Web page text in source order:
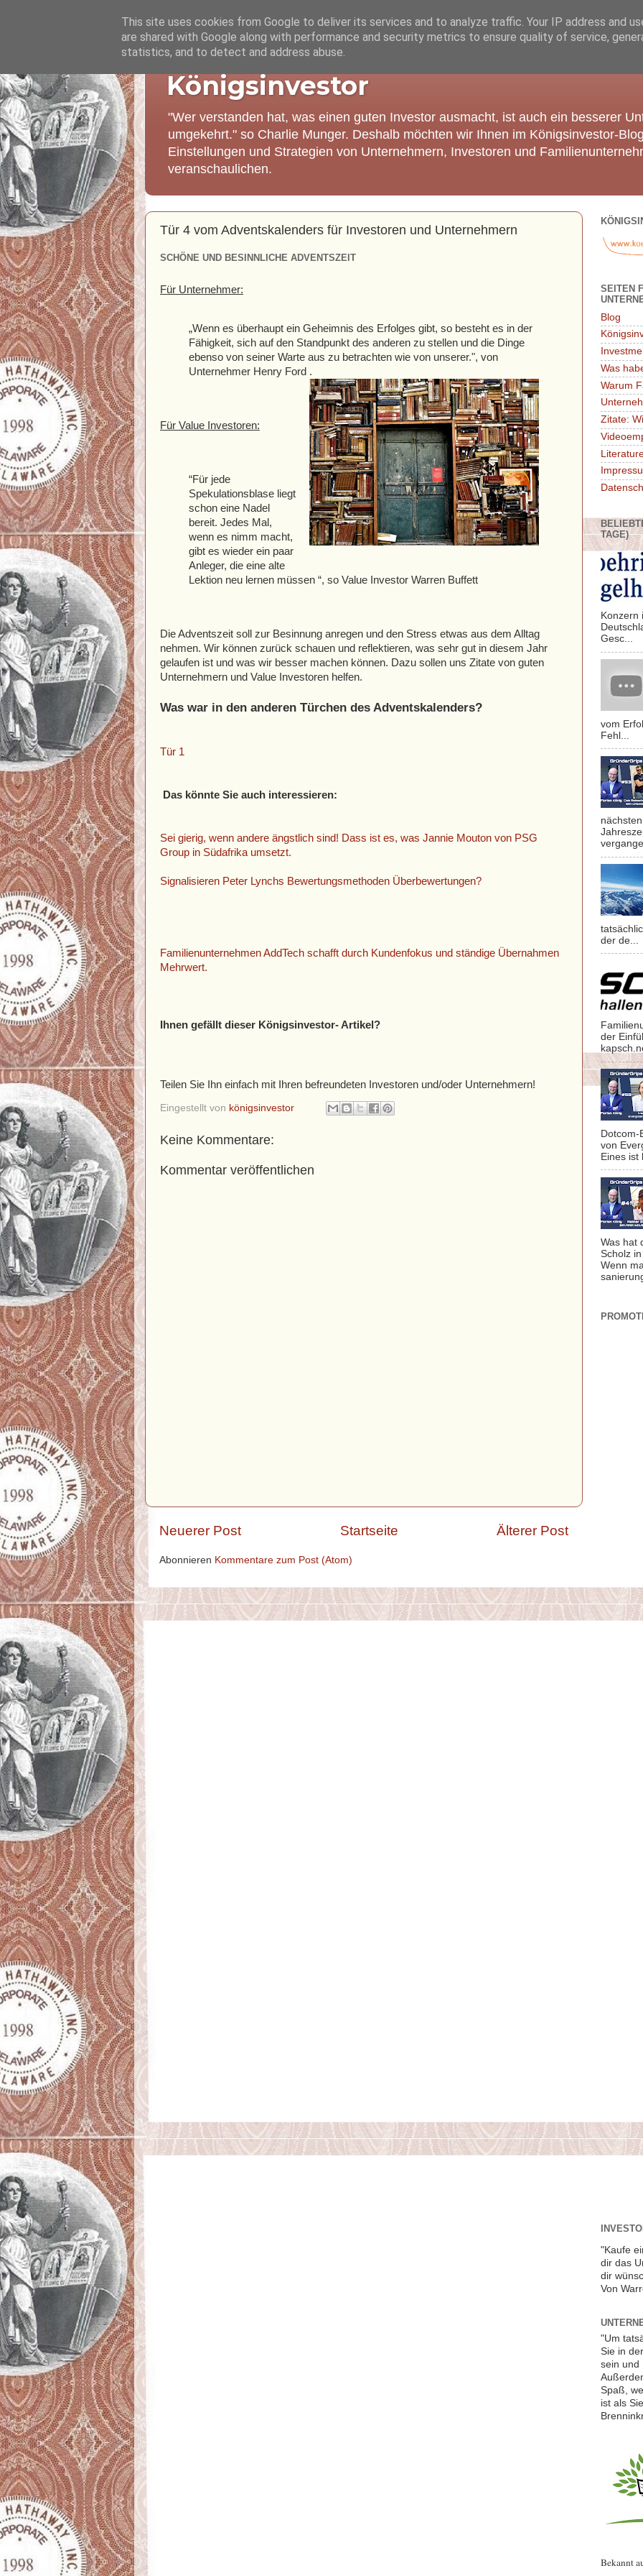
Königsinvestor
"Wer verstanden hat, was einen guten Investor ausmacht, ist auch ein besserer
umgekehrt." so Charlie Munger. Deshalb möchten wir Ihnen im Königsinvestor-
Einstellungen und Strategien von Unternehmern, Investoren und
veranschaulichen.
Tür 4 vom Adventskalenders für Investoren und Unternehmern
SCHÖNE UND BESINNLICHE ADVENTSZEIT
Für Unternehmer:
„Wenn es überhaupt ein Geheimnis des Erfolges gibt, so besteht es in der
Fähigkeit, sich auf den Standpunkt des anderen zu stellen und die Dinge
ebenso von seiner Warte aus zu betrachten wie von unserer.", von
Unternehmer Henry Ford .
Für Value Investoren:
“Für jede
Spekulationsblase liegt
schon eine Nadel
bereit. Jedes Mal,
wenn es nimm macht,
gibt es wieder ein paar
Anleger, die eine alte
Lektion neu lernen müssen “, so Value Investor Warren Buffett
Die Adventszeit soll zur Besinnung anregen und den Stress etwas aus dem Alltag
nehmen. Wir können zurück schauen und reflektieren, was sehr gut in diesem Jahr
gelaufen ist und was wir besser machen können. Dazu sollen uns Zitate von guten
Unternehmern und Value Investoren helfen.
Was war in den anderen Türchen des Adventskalenders?
Tür 1
Das könnte Sie auch interessieren:
Sei gierig, wenn andere ängstlich sind! Dass ist es, was Jannie Mouton von PSG
Group in Südafrika umsetzt.
Signalisieren Peter Lynchs Bewertungsmethoden Überbewertungen?
Familienunternehmen AddTech schafft durch Kundenfokus und ständige Übernahmen
Mehrwert.
Ihnen gefällt dieser Königsinvestor- Artikel?
Teilen Sie Ihn einfach mit Ihren befreundeten Investoren und/oder Unternehmern!
Eingestellt von königsinvestor
Keine Kommentare:
Kommentar veröffentlichen
Neuerer Post Älterer Post
Startseite
Abonnieren Kommentare zum Post (Atom)
SEITEN
Blog
Was
Warum
Zitate:
TAGE)
Konzern
Gesc...
vom
Fehl...
der de...
der
Dotcom-
von
Eines ist
Was hat
Scholz
Wenn
"Kaufe
dir das
dir
Von
"Um
Sie in
sein und
Spaß,
ist als
Bekannt
This site uses cookies from Google to deliver its services and to analyze traffic. Your IP address and
are shared with Google along with performance and security metrics to ensure quality of service,
statistics, and to detect and address abuse.